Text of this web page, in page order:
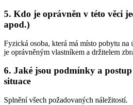
5. Kdo je oprávněn v této věci
apod.)
Fyzická osoba, která má místo pobytu na
je oprávněným vlastníkem a držitelem
6. Jaké jsou podmínky a
situace
Splnění všech požadovaných náležitostí.